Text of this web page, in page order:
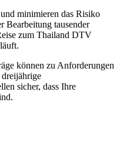
minimieren das Risiko
Bearbeitung tausender
zum Thailand DTV
können zu Anforderungen
sicher, dass Ihre